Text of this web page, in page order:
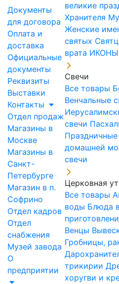
Документы
для договора
Оплата и
доставка
Официальные
документы
Реквизиты
Выставки
Контакты
Отдел продаж
Магазины в
Москве
Магазины в
Санкт-
Петербурге
Магазин в п.
Софрино
Отдел кадров
Отдел
снабжения
Музей завода
О
предприятии
великие
Хранителя
Женские
святых
врата ИКОНЫ
Свечи
Все товары
Венчальные
свечи
Праздничные
домашней
свечи
Церковная
Все товары
воды Блюда
Венцы
Гробницы,
трикирии
хоругви и